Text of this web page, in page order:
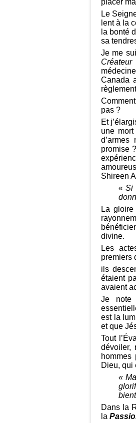
placer
Le
lent à la
la bonté
sa
Je me
Canada
pas ?
Et
une
promise
Shireen
«Si
La
divine.
Les
premiers
ils
étaient
avaient
Je note
est la
et que
Tout
dévoiler,
Dieu, qui
«
Dans la
la